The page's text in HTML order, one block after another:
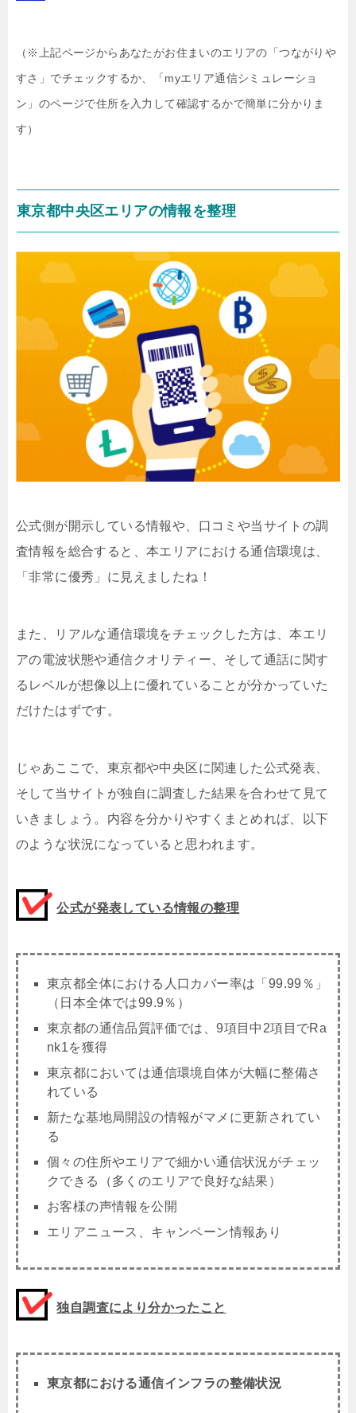
（※上記ページからあなたがお住まいのエリアの「つながりや
すさ」でチェックするか、「myエリア通信シミュレーショ
ン」のページで住所を入力して確認するかで簡単に分かりま
す）
東京都中央区エリアの情報を整理
公式側が開示している情報や、口コミや当サイトの調
査情報を総合すると、本エリアにおける通信環境は、
「非常に優秀」に見えましたね！
また、リアルな通信環境をチェックした方は、本エリ
アの電波状態や通信クオリティー、そして通話に関す
るレベルが想像以上に優れていることが分かっていた
だけたはずです。
じゃあここで、東京都や中央区に関連した公式発表、
そして当サイトが独自に調査した結果を合わせて見て
いきましょう。内容を分かりやすくまとめれば、以下
のような状況になっていると思われます。
公式が発表している情報の整理
東京都全体における人口カバー率は「99.99％」
（日本全体では99.9％）
東京都の通信品質評価では、9項目中2項目でRa
nk1を獲得
東京都においては通信環境自体が大幅に整備さ
れている
新たな基地局開設の情報がマメに更新されてい
る
個々の住所やエリアで細かい通信状況がチェッ
クできる（多くのエリアで良好な結果）
お客様の声情報を公開
エリアニュース、キャンペーン情報あり
独自調査により分かったこと
東京都における通信インフラの整備状況